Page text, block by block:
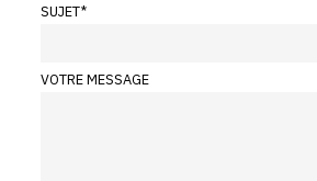
SUJET*
VOTRE MESSAGE